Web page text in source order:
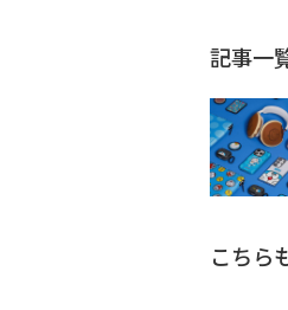
記事一
こちら